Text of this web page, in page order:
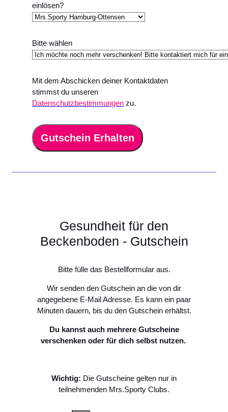
einlösen?
Bitte wählen
Mit dem Abschicken deiner Kontaktdaten
stimmst du unseren
Datenschutzbestimmungen zu.
Gutschein Erhalten
Gesundheit für den
Beckenboden - Gutschein
Bitte fülle das Bestellformular aus.
Wir senden den Gutschein an die von dir
angegebene E-Mail Adresse. Es kann ein paar
Minuten dauern, bis du den Gutschein erhältst.
Du kannst auch mehrere Gutscheine
verschenken oder für dich selbst nutzen.
Wichtig: Die Gutscheine gelten nur in
teilnehmenden Mrs.Sporty Clubs.